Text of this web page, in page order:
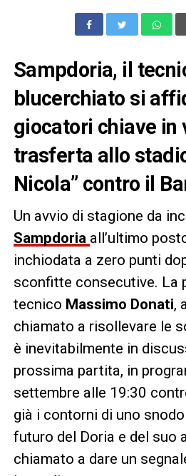
Sampdoria, il
blucerchiato si
giocatori chiave in
trasferta allo
Nicola” contro il
Un avvio di stagione da
Sampdoria all’ultimo
inchiodata a zero punti
sconfitte consecutive. La
tecnico Massimo Donati,
chiamato a risollevare le
è inevitabilmente in
prossima partita, in
settembre alle 19:30
già i contorni di uno
futuro del Doria e del suo
chiamato a dare un